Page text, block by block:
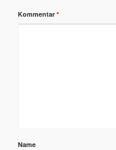
Kommentar *
Name